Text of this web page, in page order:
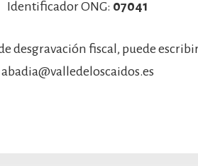
Identificador ONG: 07041
desgravación fiscal, puede
abadia@valledeloscaidos.es